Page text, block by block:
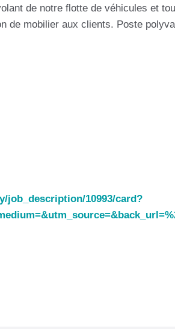
de notre flotte de véhicules et
de mobilier aux clients. Poste
job_description/10993/card?